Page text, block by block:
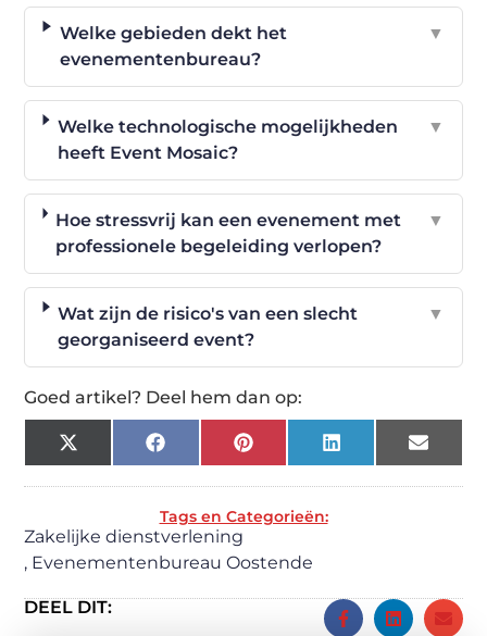
Welke gebieden dekt het
evenementenbureau?
▼
Welke technologische mogelijkheden
heeft Event Mosaic?
▼
Hoe stressvrij kan een evenement met
professionele begeleiding verlopen?
▼
Wat zijn de risico's van een slecht
georganiseerd event?
▼
Goed artikel? Deel hem dan op:
X
(Twitter)
FacebookPinterestLinkedIn Email
Tags en Categorieën:
Zakelijke dienstverlening
, Evenementenbureau Oostende
DEEL DIT: